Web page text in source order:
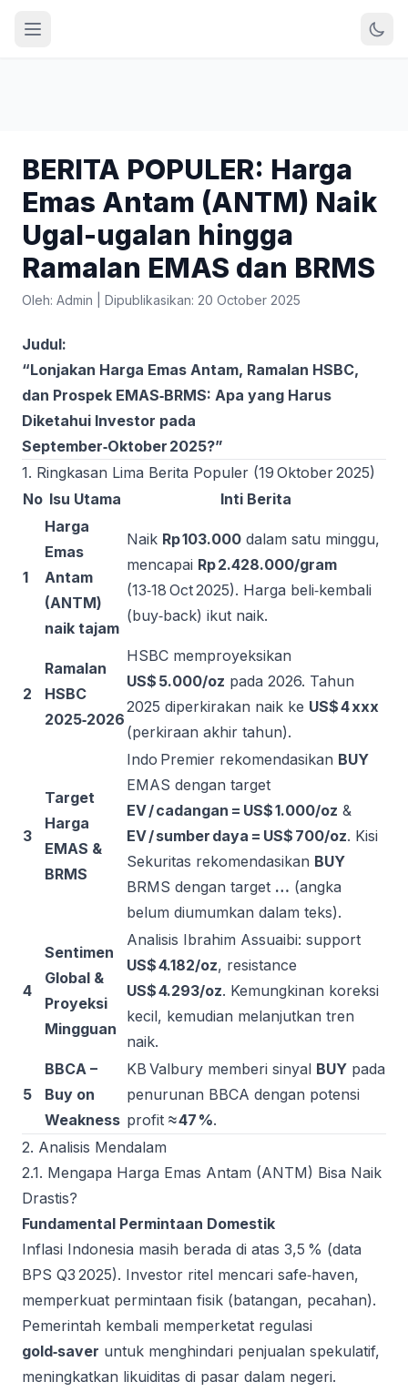
BERITA POPULER: Harga
Emas Antam (ANTM) Naik
Ugal-ugalan hingga
Ramalan EMAS dan BRMS
Oleh: Admin Dipublikasikan: 20 October 2025
Judul:
“Lonjakan Harga Emas Antam, Ramalan HSBC,
dan Prospek EMAS‑BRMS: Apa yang Harus
Diketahui Investor pada
September‑Oktober 2025?”
1. Ringkasan Lima Berita Populer (19 Oktober 2025)
No Isu Utama Inti Berita
1
Harga
Emas
Antam
(ANTM)
naik tajam
Naik Rp 103.000 dalam satu minggu,
mencapai Rp 2.428.000/gram
(13‑18 Oct 2025). Harga beli‑kembali
(buy‑back) ikut naik.
2
Ramalan
HSBC
2025‑2026
HSBC memproyeksikan
US$ 5.000/oz pada 2026. Tahun
2025 diperkirakan naik ke US$ 4 xxx
(perkiraan akhir tahun).
3
Target
Harga
EMAS &
BRMS
Indo Premier rekomendasikan BUY
EMAS dengan target
EV / cadangan = US$ 1.000/oz &
EV / sumber daya = US$ 700/oz. Kisi
Sekuritas rekomendasikan BUY
BRMS dengan target … (angka
belum diumumkan dalam teks).
4
Sentimen
Global &
Proyeksi
Mingguan
Analisis Ibrahim Assuaibi: support
US$ 4.182/oz, resistance
US$ 4.293/oz. Kemungkinan koreksi
kecil, kemudian melanjutkan tren
naik.
5
BBCA –
Buy on
Weakness
KB Valbury memberi sinyal BUY pada
penurunan BBCA dengan potensi
profit ≈ 47 %.
2. Analisis Mendalam
2.1. Mengapa Harga Emas Antam (ANTM) Bisa Naik
Drastis?
Fundamental Permintaan Domestik
Inflasi Indonesia masih berada di atas 3,5 % (data
BPS Q3 2025). Investor ritel mencari safe‑haven,
memperkuat permintaan fisik (batangan, pecahan).
Pemerintah kembali memperketat regulasi
gold‑saver untuk menghindari penjualan spekulatif,
meningkatkan likuiditas di pasar dalam negeri.